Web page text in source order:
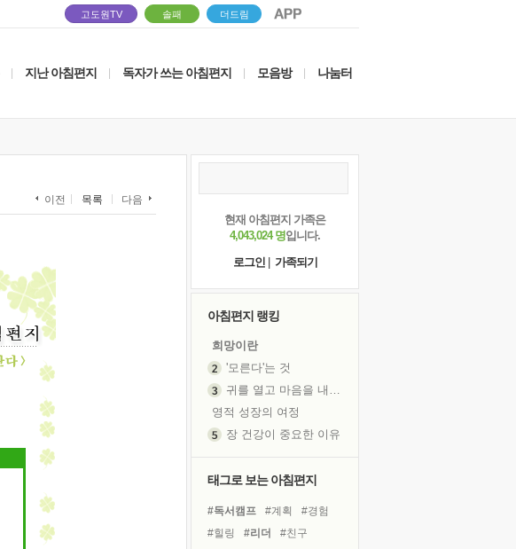
고도원TV 솔패 더드림
지난 아침편지 독자가 쓰는 아침편지 모음방 나눔터
이전 목록 다음
현재 아침편지 가족은
4,043,024 명입니다.
로그인
가족되기
아침편지 랭킹
희망이란
'모른다'는 것
귀를 열고 마음을 내어주고
영적 성장의 여정
장 건강이 중요한 이유
흙이 된 몸으로 출근하는 여자
태그로 보는 아침편지
#독서캠프 #계획
#경험
#힐링
#리더
#친구